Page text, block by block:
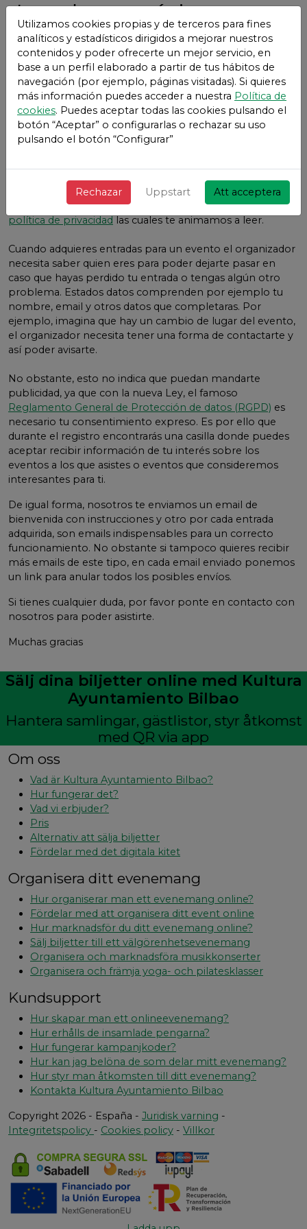
Los datos mínimos para
la correcta prestación de
los serviciosKultura
Ayuntamiento Bilbao
Nos gusta la transparencia y que nuestros usuarios y sus
datos se encuentren protegidos, es por ello que
informamos de los datos mínimos necesarios para que
Cuando te creas una cuenta en Kultura Ayuntamiento
Bilbao debes de aceptar los
Términos y condiciones y la
política de privacidadlas cuales te animamos a leer.
Cuando adquieres entradas para un evento el organizador
necesita saber quien eres para poder dejarte pasar en
caso que hayas perdido tu entrada o tengas algún otro
problema. Estados datos comprenden por ejemplo tu
nombre, email y otros datos que completaras. Por
ejemplo, imagina que hay un cambio de lugar del evento,
el organizador necesita tener una forma de contactarte y
así poder avisarte.
No obstante, esto no indica que puedan mandarte
publicidad, ya que con la nueva Ley, el famoso
Reglamento General de Protección de datos (RGPD) es
necesario tu consentimiento expreso. Es por ello que
durante el registro encontrarás una casilla donde puedes
aceptar recibir información de tu interés sobre los
eventos a los que asistes o eventos que consideremos
interesantes para ti.
De igual forma, nosotros te enviamos un email de
bienvenida con instrucciones y otro por cada entrada
adquirida, son emails indispensables para un correcto
funcionamiento. No obstante si tampoco quieres recibir
más emails de este tipo, en cada email enviado ponemos
un link para anular todos los posibles envíos.
Si tienes cualquier duda, por favor ponte en contacto con
nosotros para poder asistirte.
Muchas gracias
Sälj dina biljetter online med Kultura
Ayuntamiento Bilbao
Hantera samlingar, gästlistor, styr åtkomst
med QR via app
Om oss
Vad är Kultura Ayuntamiento Bilbao?
Hur fungerar det?
Vad vi erbjuder?
Pris
Alternativ att sälja biljetter
Fördelar med det digitala kitet
Organisera ditt evenemang
Hur organiserar man ett evenemang online?
Fördelar med att organisera ditt event online
Hur marknadsför du ditt evenemang online?
Sälj biljetter till ett välgörenhetsevenemang
Organisera och marknadsföra musikkonserter
Organisera och främja yoga- och pilatesklasser
Kundsupport
Hur skapar man ett onlineevenemang?
Hur erhålls de insamlade pengarna?
Hur fungerar kampanjkoder?
Hur kan jag belöna de som delar mitt evenemang?
Hur styr man åtkomsten till ditt evenemang?
Kontakta Kultura Ayuntamiento Bilbao
Copyright 2026 - España - Juridisk varning -
Integritetspolicy - Cookies policy - Villkor
Utilizamos cookies propias y de terceros para fines
analíticos y estadísticos dirigidos a mejorar nuestros
contenidos y poder ofrecerte un mejor servicio, en
base a un perfil elaborado a partir de tus hábitos de
navegación (por ejemplo, páginas visitadas). Si quieres
más información puedes acceder a nuestra Política de
cookies. Puedes aceptar todas las cookies pulsando el
botón “Aceptar” o configurarlas o rechazar su uso
pulsando el botón “Configurar”
Rechazar Uppstart Att acceptera